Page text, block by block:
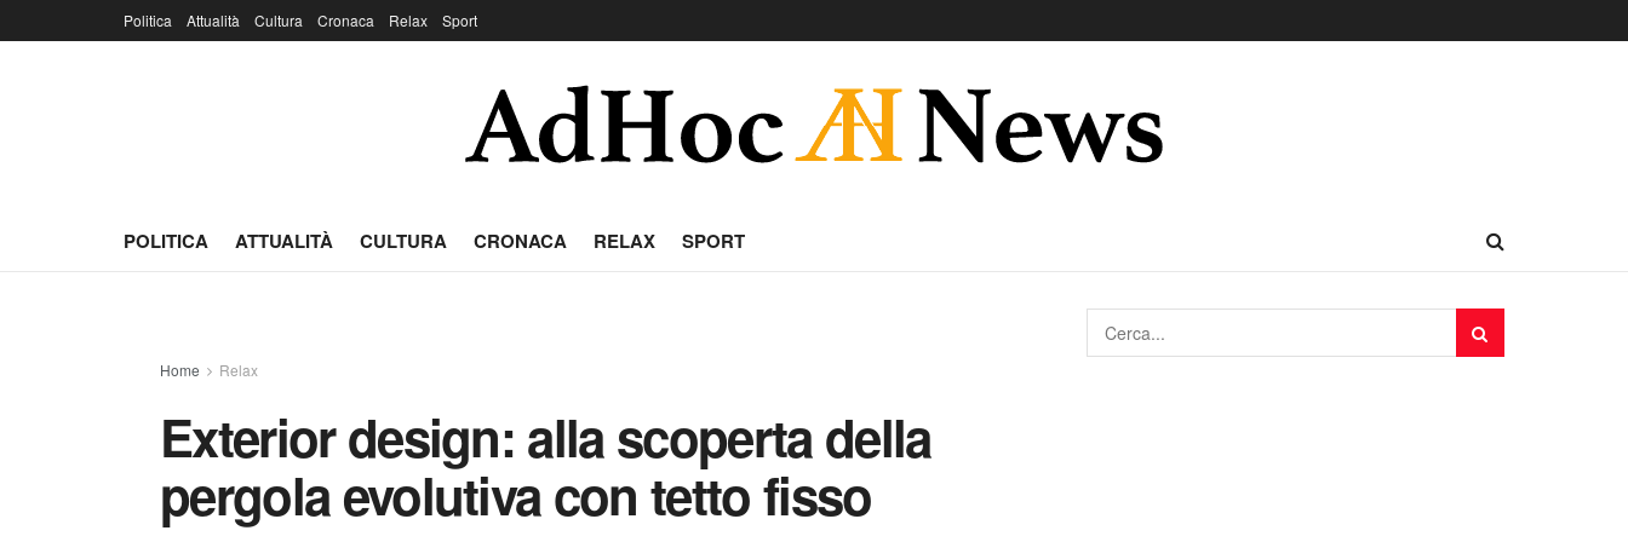
Politica Attualità Cultura Cronaca Relax Sport
POLITICA ATTUALITÀ CULTURA CRONACA RELAX SPORT
Home Relax
Exterior design: alla scoperta della
pergola evolutiva con tetto fisso